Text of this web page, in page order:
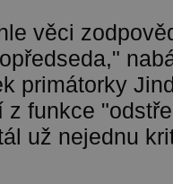
věci
primátorky
z funkce
už nejednu